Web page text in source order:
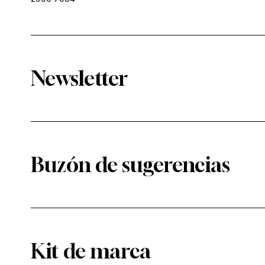
Newsletter
Buzón de sugerencias
Kit de marca